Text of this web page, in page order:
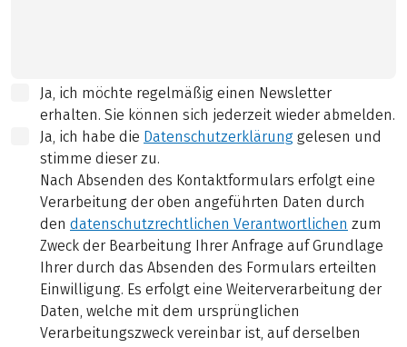
Ja, ich möchte regelmäßig einen Newsletter
erhalten. Sie können sich jederzeit wieder abmelden.
Ja, ich habe die Datenschutzerklärung gelesen und
stimme dieser zu.
Nach Absenden des Kontaktformulars erfolgt eine
Verarbeitung der oben angeführten Daten durch
den datenschutzrechtlichen Verantwortlichen zum
Zweck der Bearbeitung Ihrer Anfrage auf Grundlage
Ihrer durch das Absenden des Formulars erteilten
Einwilligung. Es erfolgt eine Weiterverarbeitung der
Daten, welche mit dem ursprünglichen
Verarbeitungszweck vereinbar ist, auf derselben